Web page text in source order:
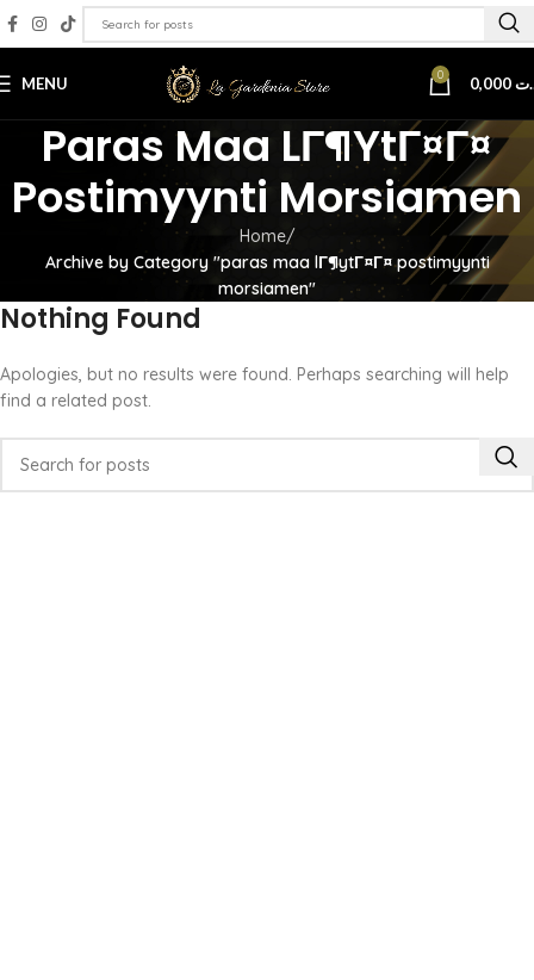
MENU 0
Paras Maa LГ¶ytГ¤Г¤
Postimyynti Morsiamen
Home
Archive by Category "paras maa lГ¶ytГ¤Г¤ postimyynti
morsiamen"
Nothing Found
Apologies, but no results were found. Perhaps searching will help
find a related post.